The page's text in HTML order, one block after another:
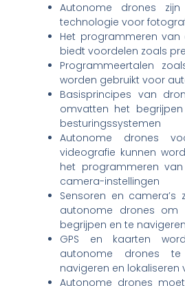
Autonome drones
technologie voor
Het programmeren
biedt voordelen zoals
Programmeertalen
worden gebruikt voor
Basisprincipes van
omvatten het
besturingssystemen
Autonome drones
videografie kunnen
het programmeren
camera-instellingen
Sensoren en camera’s
autonome drones om
begrijpen en te navigeren
GPS en kaarten
autonome drones
navigeren en lokaliseren
Autonome drones